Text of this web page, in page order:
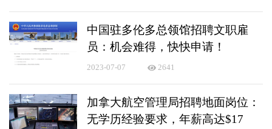
中国驻多伦多总领馆招聘文职雇
员：机会难得，快快申请！
2023-07-07 2641
加拿大航空管理局招聘地面岗位：
无学历经验要求，年薪高达$17